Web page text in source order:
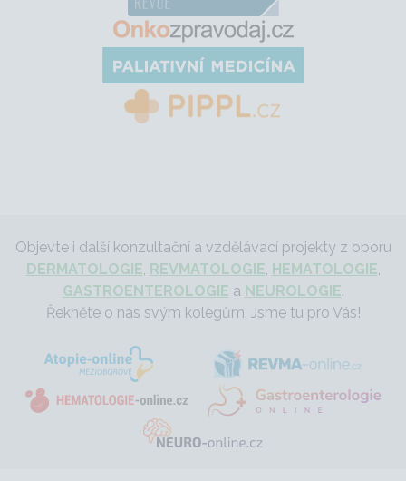
Objevte i další konzultační a vzdělávací projekty z oboru
DERMATOLOGIE REVMATOLOGIE HEMATOLOGIE
GASTROENTEROLOGIE a NEUROLOGIE.
Řekněte o nás svým kolegům. Jsme tu pro Vás!